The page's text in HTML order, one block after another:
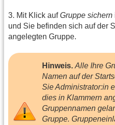
3. Mit Klick aufGruppe sichern
und Sie befinden sich auf der
angelegten Gruppe.
Hinweis. Alle Ihre
Namen auf der
Sie Administrator:in
dies in Klammern
Gruppennamen
Gruppe.